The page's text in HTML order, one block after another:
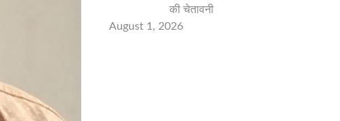
की चेतावनी
August 1, 2026